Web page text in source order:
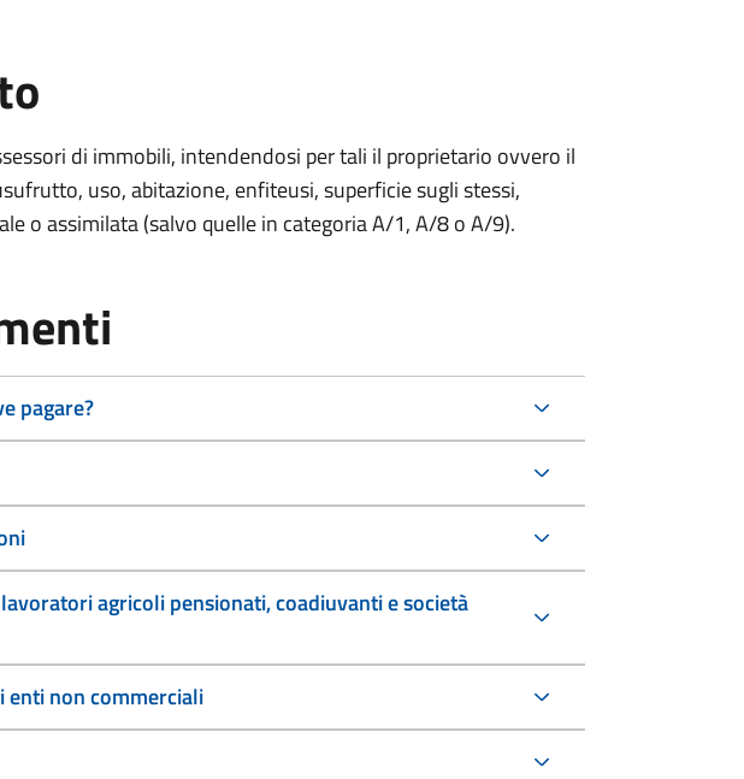
di immobili, intendendosi per tali il proprietario ovvero il
uso, abitazione, enfiteusi, superficie sugli stessi,
o assimilata (salvo quelle in categoria A/1, A/8 o A/9).
pagare?
agricoli pensionati, coadiuvanti e società
enti non commerciali